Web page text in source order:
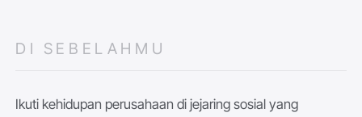
DI SEBELAHMU
Ikuti kehidupan perusahaan di jejaring sosial yang